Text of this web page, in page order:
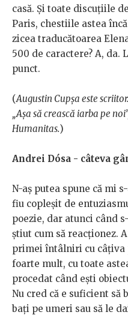
casă. Și toate discuțiile
Paris, chestiile astea
zicea traducătoarea
500 de caractere? A, da.
punct.
(Augustin Cupșa este
„Așa să crească iarba pe
Humanitas.)
Andrei Dósa - câteva
N-aş putea spune că mi
fiu copleşit de
poezie, dar atunci când
ştiut cum să reacţionez.
primei întâlniri cu câţiva
foarte mult, cu toate
procedat când eşti
Nu cred că e suficient
baţi pe umeri sau să le